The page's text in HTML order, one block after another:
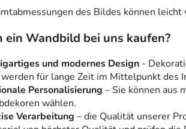
des Bildes können
ein Wandbild bei uns kaufen?
und modernes Design -
für lange Zeit im Mittelpunkt des
Personalisierung – Sie können aus
wählen.
Verarbeitung – die Qualität unserer